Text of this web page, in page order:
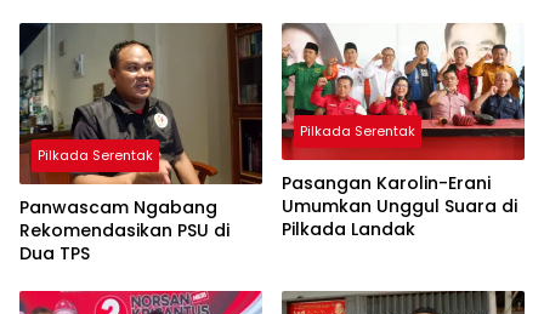
Pilkada Serentak
Panwascam Ngabang
Rekomendasikan PSU di
Dua TPS
Pilkada Serentak
Pasangan Karolin-Erani
Umumkan Unggul Suara di
Pilkada Landak